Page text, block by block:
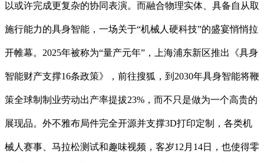
以或许完成更复杂的协同表演。而融合物理实体、具备自从取
施行能力的具身智能，一场关于“机械人硬科技”的盛宴悄悄拉
开帷幕。2025年被称为“量产元年”，上海浦东新区推出《具身
智能财产支撑16条政策》，前往搜狐，到2030年具身智能将鞭
策全球制制业劳动出产率提拔23%，而不只是做为一个高贵的
展现品。外不雅布局件完全开源并支撑3D打印定制，各类机
械人赛事、马拉松测试和趣味视频，客岁12月14日，也使得零